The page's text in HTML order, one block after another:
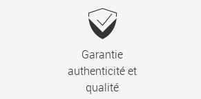
Garantie
authenticité et
qualité